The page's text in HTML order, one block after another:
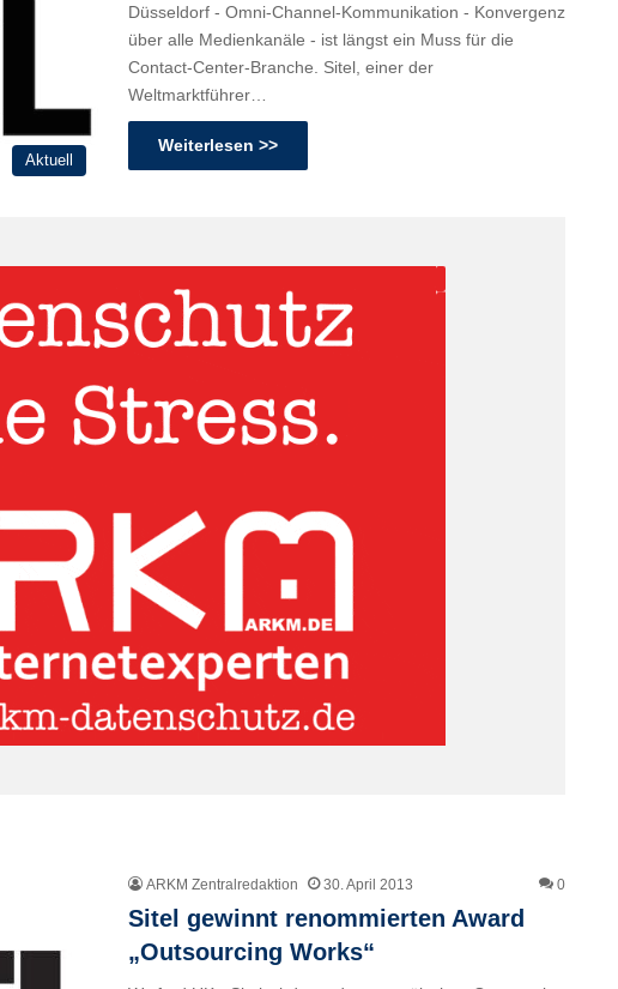
Aktuell
Düsseldorf - Omni-Channel-Kommunikation - Konvergenz
über alle Medienkanäle - ist längst ein Muss für die
Contact-Center-Branche. Sitel, einer der
Weltmarktführer…
Weiterlesen >>
ARKM Zentralredaktion 30. April 2013 0
Sitel gewinnt renommierten Award
„Outsourcing Works“